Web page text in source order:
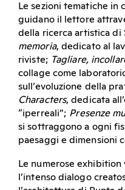
Le sezioni tematiche in
guidano il lettore
della ricerca artistica di
memoria, dedicato al
riviste; Tagliare,
collage come
sull’evoluzione della
Characters, dedicata
“iperreali”; Presenze
si sottraggono a ogni
paesaggi e dimensioni
Le numerose
l’intenso dialogo